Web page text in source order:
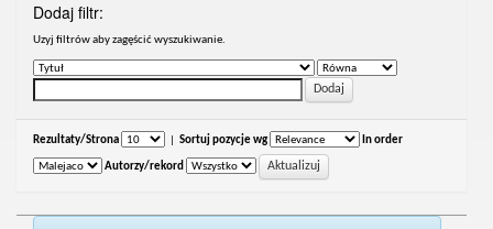
Dodaj filtr:
Uzyj filtrów aby zagęścić wyszukiwanie.
Rezultaty/Strona Sortuj pozycje wg In order
Autorzy/rekord